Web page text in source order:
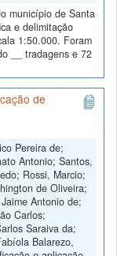
município de Santa
e delimitação
1:50.000. Foram
__ tradagens e 72
de
Pereira de;
Antonio; Santos,
Rossi, Marcio;
de Oliveira;
Antonio de;
Carlos;
Saraiva da;
Balarezo,